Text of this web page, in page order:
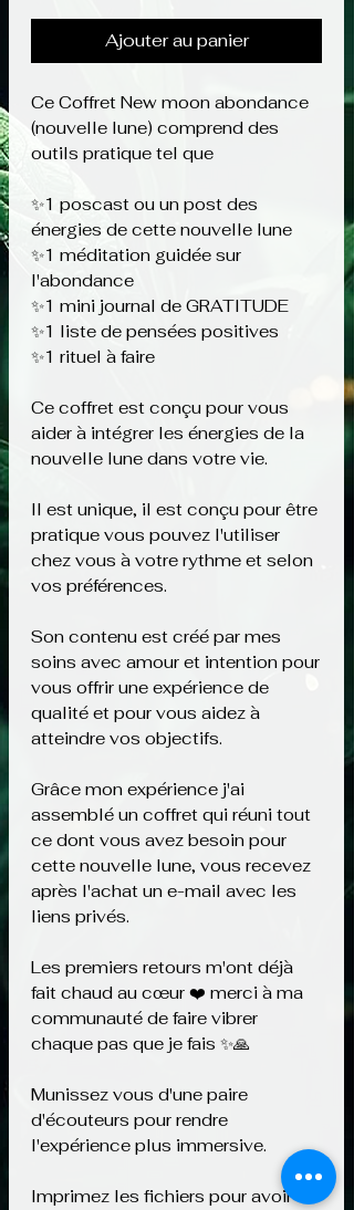
Ajouter au panier
Ce Coffret New moon abondance
(nouvelle lune) comprend des
outils pratique tel que
✨️1 poscast ou un post des
énergies de cette nouvelle lune
✨️1 méditation guidée sur
l'abondance
✨️1 mini journal de GRATITUDE
✨️1 liste de pensées positives
✨️1 rituel à faire
Ce coffret est conçu pour vous
aider à intégrer les énergies de la
nouvelle lune dans votre vie.
Il est unique, il est conçu pour être
pratique vous pouvez l'utiliser
chez vous à votre rythme et selon
vos préférences.
Son contenu est créé par mes
soins avec amour et intention pour
vous offrir une expérience de
qualité et pour vous aidez à
atteindre vos objectifs.
Grâce mon expérience j'ai
assemblé un coffret qui réuni tout
ce dont vous avez besoin pour
cette nouvelle lune, vous recevez
après l'achat un e-mail avec les
liens privés.
Les premiers retours m'ont déjà
fait chaud au cœur ❤️ merci à ma
communauté de faire vibrer
chaque pas que je fais ✨️🙏
Munissez vous d'une paire
d'écouteurs pour rendre
l'expérience plus immersive.
Imprimez les fichiers pour avoir